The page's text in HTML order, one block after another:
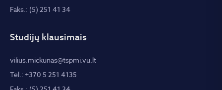
Faks.: (5) 251 41 34
Studijų klausimais
vilius.mickunas@tspmi.vu.lt
Tel.: +370 5 251 4135